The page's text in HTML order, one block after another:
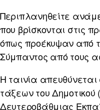
Περιπλανηθείτε
που βρίσκονται στις
όπως προέκυψαν από
Σύμπαντος από τους
Η ταινία
τάξεων του Δημοτικού
Δευτεροβάθμιας